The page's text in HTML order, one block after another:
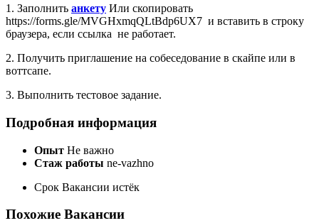
1. Заполнить анкету Или скопировать
https://forms.gle/MVGHxmqQLtBdp6UX7 и вставить в строку
браузера, если ссылка не работает.
2. Получить приглашение на собеседование в скайпе или в
воттсапе.
3. Выполнить тестовое задание.
Подробная информация
Опыт Не важно
Стаж работы ne-vazhno
Срок Вакансии истёк
Похожие Вакансии